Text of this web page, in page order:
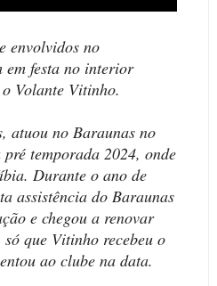
envolvidos no
em festa no interior
Volante Vitinho.
atuou no Baraunas no
temporada 2024, onde
Durante o ano de
assistência do Baraunas
e chegou a renovar
que Vitinho recebeu o
ao clube na data.